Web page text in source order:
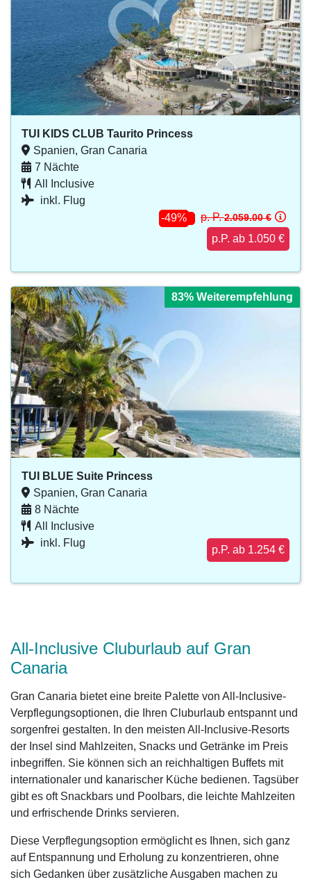
TUI KIDS CLUB Taurito Princess
Spanien, Gran Canaria
7 Nächte
All Inclusive
inkl. Flug
-49%
p. P.2.059.00 €
p.P. ab 1.050 €
83% Weiterempfehlung
83% Weiterempfehlung
83% Weiterempfehlung
83% Weiterempfehlung
83% Weiterempfehlung
TUI BLUE Suite Princess
Spanien, Gran Canaria
8 Nächte
All Inclusive
inkl. Flug
p.P. ab 1.254 €
All-Inclusive Cluburlaub auf Gran
Canaria
Gran Canaria bietet eine breite Palette von All-Inclusive-
Verpflegungsoptionen, die Ihren Cluburlaub entspannt und
sorgenfrei gestalten. In den meisten All-Inclusive-Resorts
der Insel sind Mahlzeiten, Snacks und Getränke im Preis
inbegriffen. Sie können sich an reichhaltigen Buffets mit
internationaler und kanarischer Küche bedienen. Tagsüber
gibt es oft Snackbars und Poolbars, die leichte Mahlzeiten
und erfrischende Drinks servieren.
Diese Verpflegungsoption ermöglicht es Ihnen, sich ganz
auf Entspannung und Erholung zu konzentrieren, ohne
sich Gedanken über zusätzliche Ausgaben machen zu